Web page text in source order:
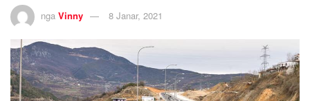
nga Vinny 8 Janar, 2021